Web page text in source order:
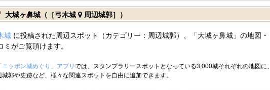
大城ヶ鼻城（［弓木城 周辺城郭］）
城に投稿された周辺スポット（カテゴリー：周辺城郭）、「大城ヶ鼻城」の地図・
ミがご覧頂けます。
ニッポン城めぐり」アプリ では、スタンプラリースポットとなっている3,000城それぞれの地図に、
城郭や史跡など、様々な関連スポットを自由に追加できます。